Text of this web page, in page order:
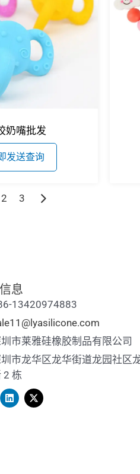
奶嘴批发
发送查询
2 3
息
13420974883
市莱雅硅橡胶制品有限公司
市龙华区龙华街道龙园社区
2 栋
L
i
n
X
-
t